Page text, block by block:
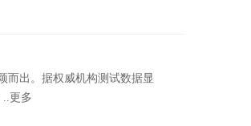
出。据权威机构测试数据显
..更多